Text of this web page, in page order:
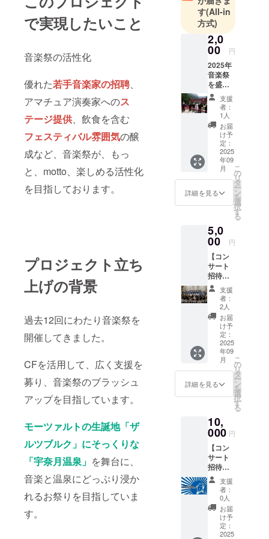
で実現したいこと
音楽祭の活性化
優れた若手音楽家の招聘、
アマチュア演奏家へのス
テージ提供、飲食を含む
フェスティバル雰囲気の醸
成など、音楽祭が、もっ
と、motto、楽しめる活性化
を目指しております。
プロジェクト立ち
上げの背景
過去12回にわたり音楽祭を
開催してきました。
CFを活用して、広く支援を
募り、音楽祭のブラッシュ
アップを目指しています。
モーツァルトの生誕地「ザ
ルツブルク」にそっくりな
「宇奈月温泉」 を舞台に、
音楽と温泉にどっぷり浸か
れるお祭りを目指していま
す。
す(All-in
方式)
2,0
00 円
2025年
音楽祭
を盛り
上げる
ため運
営資金
の支援
をお願
いしま
す。使
途は、
パンフ
レット
作成費
など広
街角コ
ンサー
トへの
プロ演
奏家招
聘な
ど、音
楽祭の
運営費
用に限
定しま
す。 返
礼品
は、お
礼の
メール
となり
ださ
い。
支援
者：
1人
お届
け予
定：
2025
年09
月
詳細を見る
こ
の
リ
タ
ー
ン
を
選
択
す
る
5,0
00 円
【コン
サート
招待
券】提
供 音楽
祭スペ
シャル
コン
サート
宇奈月
アマデ
ウス祝
祭管弦
楽団＆
合唱団
9/14
㊐
16:00開
演 会
場 黒
部市芸
術創造
セン
ター セ
レネ
（大
ホー
ル） 指
支援
者：
2人
お届
け予
定：
2025
年09
月
詳細を見る
こ
の
リ
タ
ー
ン
を
選
択
す
る
10,
000 円
【コン
サート
招待
券
＆ オ
リジナ
ルタオ
ル】提
供 オリ
ジナル
支援
者：
0人
お届
け予
定：
2025